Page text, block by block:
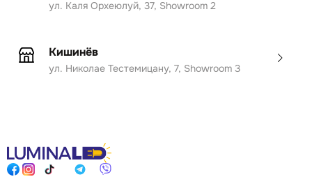
ул. Каля Орхеюлуй, 37, Showroom 2
Кишинёв
ул. Николае Тестемицану, 7, Showroom 3